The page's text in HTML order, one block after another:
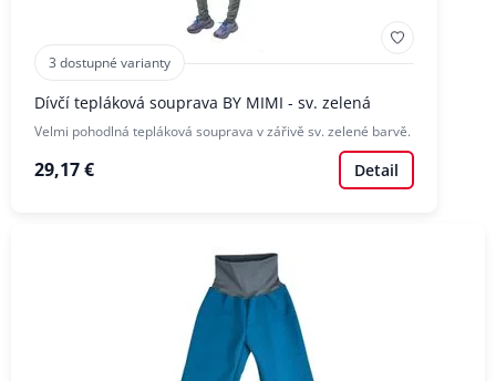
3 dostupné varianty
Dívčí tepláková souprava BY MIMI - sv. zelená
Velmi pohodlná tepláková souprava v zářivě sv. zelené barvě.
29,17 € Detail